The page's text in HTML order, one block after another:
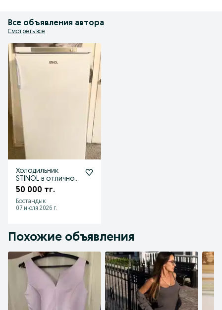
Все объявления автора
Смотреть все
Холодильник
STINOL в отличном
состоянии
50 000 тг.
Бостандык
07 июля 2026 г.
Похожие объявления